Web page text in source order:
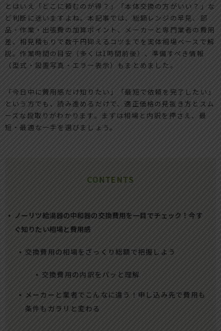
とはいえ「どこに頼むのが得？」「本体交換の方がいい？」な
ど判断に迷いますよね。本記事では、総額レンジの早見、部
品・作業・出張費の加算ポイント、メーカーと専門業者の費用
差、相見積もりで数千円抑えるコツまでを実体相場ベースで解
説。作業時間の目安（多くは1時間前後）、準備すべき情報
（型式・設置写真・エラー表示）もまとめました。
「今日中に費用感だけ知りたい」「最短で依頼を完了したい」
という方でも、読み進めるだけで、適正価格の見抜き方とスム
ーズな段取りがわかります。まずは相場と内訳を押さえ、最
短・最適な一手を選びましょう。
CONTENTS
ノーリツ給湯器の中和器の交換費用を一目でチェック！今す
ぐ知りたい相場と費用感
交換費用の相場をざっくり総額で把握しよう
交換費用の内訳をパッと理解
メーカーと業者でこんなに違う！申し込み先で費用も
条件もガラリと変わる